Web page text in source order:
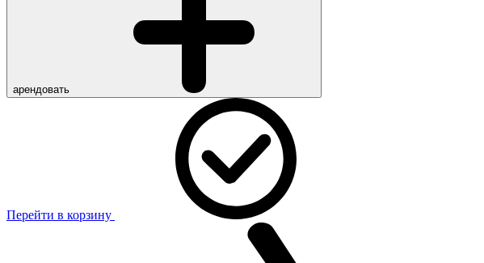
арендовать
Перейти в корзину